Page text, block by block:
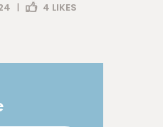
| 4 LIKES